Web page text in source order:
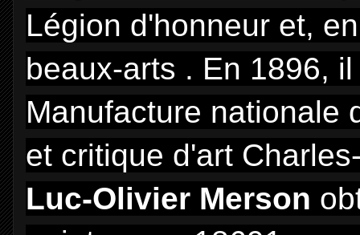
Légion d'honneur et,
beaux-arts . En 1896,
Manufacture nationale
et critique d'art
Luc-Olivier Merson